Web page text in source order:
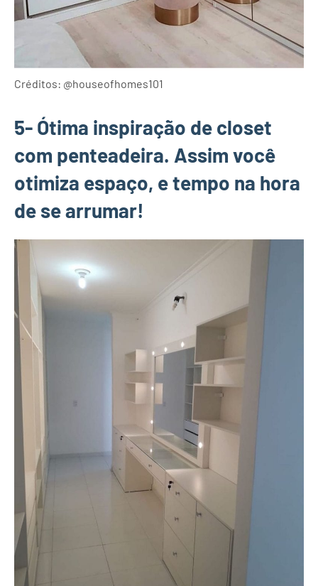
Créditos: @houseofhomes101
5- Ótima inspiração de closet
com penteadeira. Assim você
otimiza espaço, e tempo na hora
de se arrumar!